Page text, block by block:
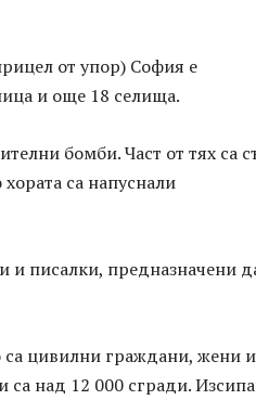
от упор) София е
и още 18 селища.
бомби. Част от тях са
са напуснали
и писалки, предназначени
са цивилни граждани, жени и
са над 12 000 сгради.